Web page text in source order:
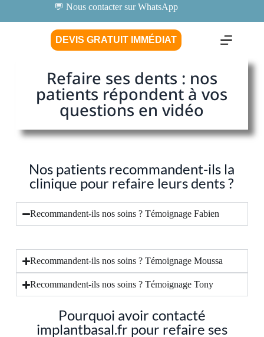
💬 Nous contacter sur WhatsApp
DEVIS GRATUIT IMMÉDIAT
Refaire ses dents : nos
patients répondent à vos
questions en vidéo
Nos patients recommandent-ils la
clinique pour refaire leurs dents ?
Recommandent-ils nos soins ? Témoignage Fabien
Recommandent-ils nos soins ? Témoignage Moussa
Recommandent-ils nos soins ? Témoignage Tony
Pourquoi avoir contacté
implantbasal.fr pour refaire ses